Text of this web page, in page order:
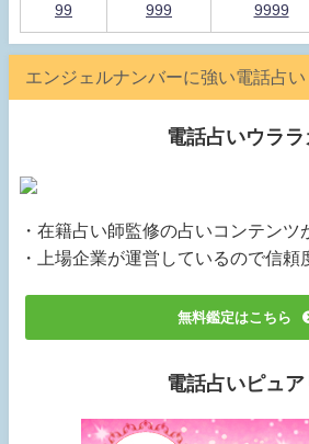
99 999 9999
エンジェルナンバーに強い電話占い
電話占いウララ
・在籍占い師監修の占いコンテンツ
・上場企業が運営しているので信頼
無料鑑定はこちら
電話占いピュア